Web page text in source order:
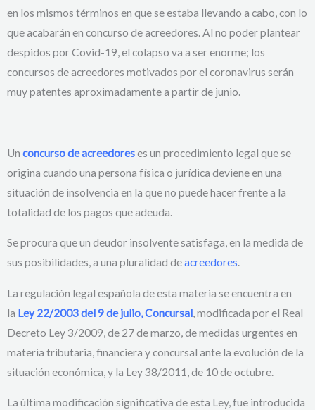
en los mismos términos en que se estaba llevando a cabo, con lo
que acabarán en concurso de acreedores. Al no poder plantear
despidos por Covid-19, el colapso va a ser enorme; los
concursos de acreedores motivados por el coronavirus serán
muy patentes aproximadamente a partir de junio.
Un concurso de acreedoreses un procedimiento legal que se
origina cuando una persona física o jurídica deviene en una
situación de insolvencia en la que no puede hacer frente a la
totalidad de los pagos que adeuda.
Se procura que un deudor insolvente satisfaga, en la medida de
sus posibilidades, a una pluralidad deacreedores.
La regulación legal española de esta materia se encuentra en
la Ley 22/2003 del 9 de julio, Concursal, modificada por el Real
Decreto Ley 3/2009, de 27 de marzo, de medidas urgentes en
materia tributaria, financiera y concursal ante la evolución de la
situación económica, y la Ley 38/2011, de 10 de octubre.
La última modificación significativa de esta Ley, fue introducida